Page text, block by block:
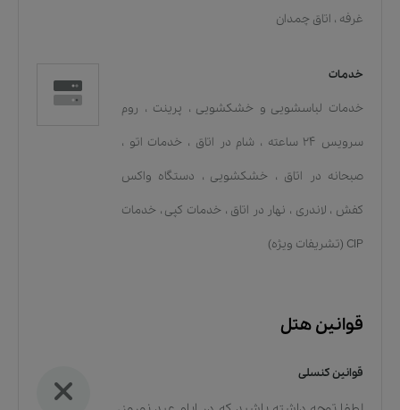
غرفه ، اتاق چمدان
خدمات
خدمات لباسشویی و خشکشویی ، پرینت ، روم
سرویس 24 ساعته
، شام در اتاق ، خدمات اتو ،
صبحانه در اتاق ، خشکشویی ، دستگاه واکس
کفش ، لاندری ، نهار در اتاق ، خدمات کپی ، خدمات
CIP (تشریفات ویژه)
قوانین هتل
قوانین کنسلی